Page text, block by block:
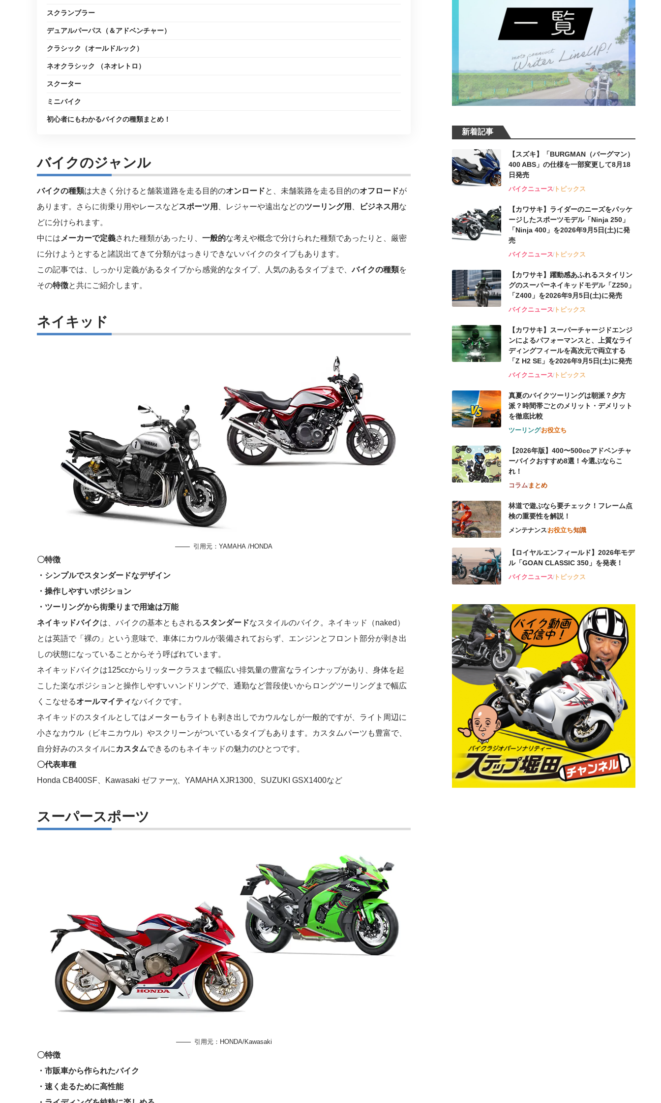
スクランブラー
デュアルパーパス（＆アドベンチャー）
クラシック（オールドルック）
ネオクラシック （ネオレトロ）
スクーター
ミニバイク
初心者にもわかるバイクの種類まとめ！
バイクのジャンル
バイクの種類は大きく分けると舗装道路を走る目的のオンロードと、未舗装路を走る目的のオフロードが
あります。さらに街乗り用やレースなどスポーツ用 、レジャーや遠出などのツーリング用 ビジネス用 な
どに分けられます。
中には メーカーで定義された種類があったり、一般的な考えや概念で分けられた種類であったりと、厳密
に分けようとすると諸説出てきて分類がはっきりできないバイクのタイプもあります。
この記事では、しっかり定義があるタイプから感覚的なタイプ、人気のあるタイプまで、バイクの種類を
その特徴と共にご紹介します。
ネイキッド
引用元：YAMAHA /HONDA
〇特徴
・シンプルでスタンダードなデザイン
・操作しやすいポジション
・ツーリングから街乗りまで用途は万能
ネイキッドバイクは、バイクの基本ともされる スタンダードなスタイルのバイク。ネイキッド（naked）
とは英語で「裸の」という意味で、車体にカウルが装備されておらず、エンジンとフロント部分が剥き出
しの状態になっていることからそう呼ばれています。
ネイキッドバイクは125ccからリッタークラスまで幅広い排気量の豊富なラインナップがあり、身体を起
こした楽なポジションと操作しやすいハンドリングで、通勤など普段使いからロングツーリングまで幅広
くこなせるオールマイティなバイクです。
ネイキッドのスタイルとしてはメーターもライトも剥き出しでカウルなしが一般的ですが、ライト周辺に
小さなカウル（ビキニカウル）やスクリーンがついているタイプもあります。カスタムパーツも豊富で、
自分好みのスタイルに カスタムできるのもネイキッドの魅力のひとつです。
〇代表車種
Honda CB400SF、Kawasaki ゼファーχ、YAMAHA XJR1300、SUZUKI GSX1400など
スーパースポーツ
引用元： HONDA/Kawasaki
〇特徴
・市販車から作られたバイク
・速く走るために高性能
新着記事
【スズキ】「BURGMAN（バーグマン）
400 ABS」の仕様を一部変更して8月18
日発売
バイクニューストピックス
【カワサキ】ライダーのニーズをパッケ
ージしたスポーツモデル「Ninja 250」
「Ninja 400」を2026年9月5日(土)に発
売
バイクニューストピックス
【カワサキ】躍動感あふれるスタイリン
グのスーパーネイキッドモデル「Z250」
「Z400」を2026年9月5日(土)に発売
バイクニューストピックス
【カワサキ】スーパーチャージドエンジ
ンによるパフォーマンスと、上質なライ
ディングフィールを高次元で両立する
「Z H2 SE」を2026年9月5日(土)に発売
バイクニューストピックス
真夏のバイクツーリングは朝派？夕方
派？時間帯ごとのメリット・デメリット
を徹底比較
ツーリングお役立ち
【2026年版】400〜500ccアドベンチャ
ーバイクおすすめ8選！今選ぶならこ
れ！
コラムまとめ
林道で遊ぶなら要チェック！フレーム点
検の重要性を解説！
メンテナンスお役立ち知識
【ロイヤルエンフィールド】2026年モデ
ル「GOAN CLASSIC 350」を発表！
バイクニューストピックス